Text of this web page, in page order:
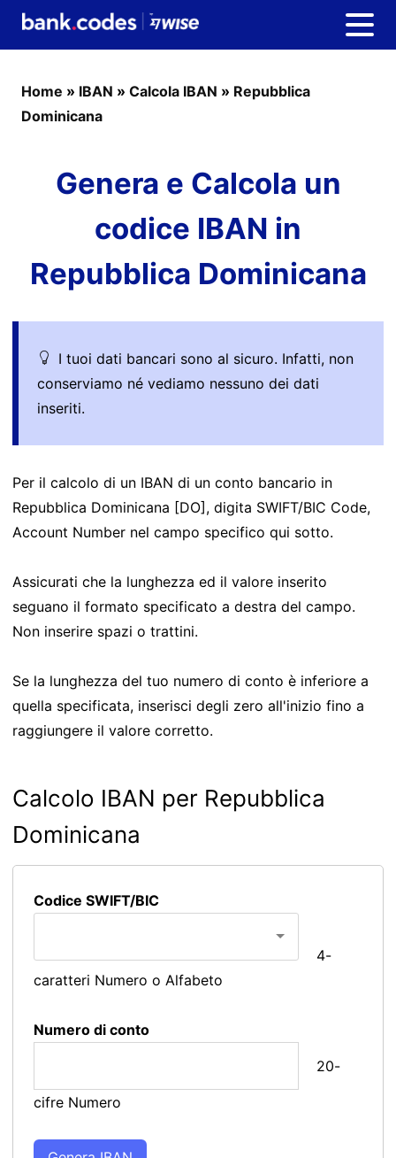
Home » IBAN » Calcola IBAN » Repubblica
Dominicana
Genera e Calcola un
codice IBAN in
Repubblica Dominicana
I tuoi dati bancari sono al sicuro. Infatti, non
conserviamo né vediamo nessuno dei dati
inseriti.
Per il calcolo di un IBAN di un conto bancario in
Repubblica Dominicana [DO], digita SWIFT/BIC Code,
Account Number nel campo specifico qui sotto.
Assicurati che la lunghezza ed il valore inserito
seguano il formato specificato a destra del campo.
Non inserire spazi o trattini.
Se la lunghezza del tuo numero di conto è inferiore a
quella specificata, inserisci degli zero all'inizio fino a
raggiungere il valore corretto.
Calcolo IBAN per Repubblica
Dominicana
Codice SWIFT/BIC
4-
caratteri Numero o Alfabeto
Numero di conto
20-
cifre Numero